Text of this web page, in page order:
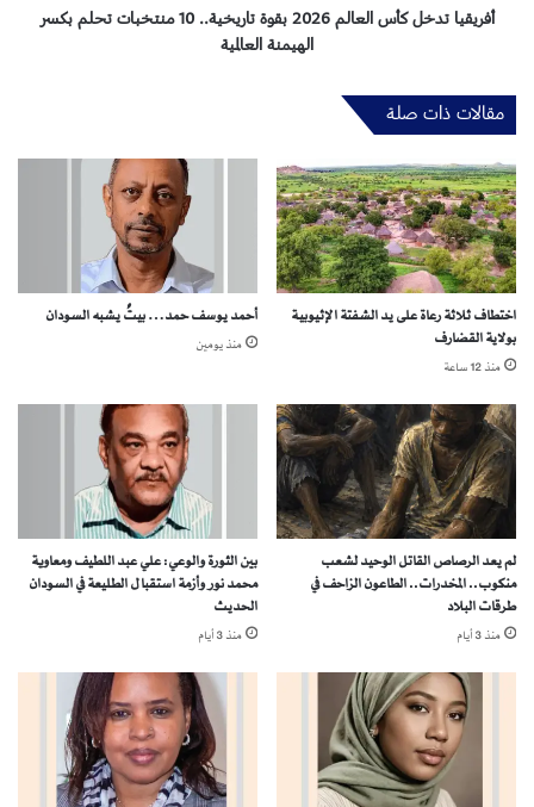
ش
ر
ك
ة
و
ا
ل
ر
ف
ض
.
ل
خ
م
س
ي
ة
ت
ع
أ
س
ل
ع
ا
ل
م
2
0
2
6
ق
و
ة
ر
ي
خ
ة
.
أفريقيا تدخل كأس العالم 2026 بقوة تاريخية.. 10 منتخبات تحلم بكسر
الهيمنة العالمية
مقالات ذات صلة
اختطاف ثلاثة رعاة على يد الشفتة الإثيوبية
بولاية القضارف
منذ 12 ساعة
أحمد يوسف حمد… بيتٌ يشبه السودان
منذ يومين
لم يعد الرصاص القاتل الوحيد لشعب
منكوب.. المخدرات.. الطاعون الزاحف في
طرقات البلاد
منذ 3 أيام
بين الثورة والوعي: علي عبد اللطيف ومعاوية
محمد نور وأزمة استقبال الطليعة في السودان
الحديث
منذ 3 أيام